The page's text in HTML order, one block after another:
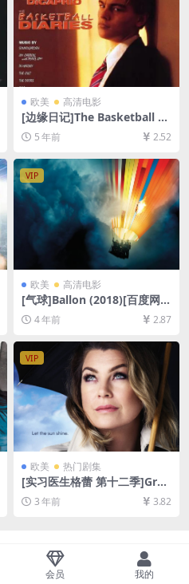
欧美 高清电影
[边缘日记]The Basketball Di
aries (1995)[百度网盘+夸克
网盘+迅雷云盘资源1080P超
清未删减][MP4/10GB][中英
字幕]
5 年前 2.52
VIP
欧美 高清电影
[气球]Ballon (2018)[百度网盘
+迅雷云盘资源1080P超清未
删减][MP4/8GB][中文字幕]
4 年前 2.87
VIP
欧美 热门剧集
[实习医生格蕾 第十二季]Gre
y’s Anatomy Season 12 (20
15)[百度网盘+夸克网盘1080P
3 年前 3.82
会员 我的